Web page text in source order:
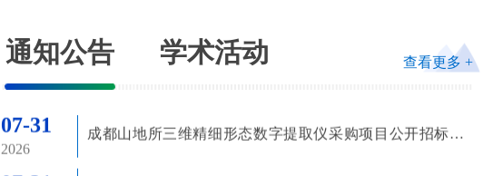
通知公告 学术活动 查看更多 +
07-31
2026
成都山地所激光粒度仪采购项目公开招标公告
07-31
2026
告
07-31